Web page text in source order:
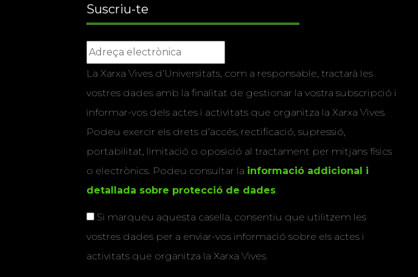
Suscriu-te
La Xarxa Vives d’Universitats, com a responsable, tractarà les
vostres dades amb la finalitat de gestionar la vostra subscripció i
informar-vos dels actes i activitats que organitza la Xarxa Vives.
Podeu exercir els drets d’accés, rectificació, supressió,
portabilitat, limitació o oposició al tractament per mitjans físics
o electrònics. Podeu consultar la informació addicional i
detallada sobre protecció de dades
Si marqueu aquesta casella, consentiu que utilitzem les
vostres dades per a enviar-vos informació sobre els actes i
activitats que organitza la Xarxa Vives.